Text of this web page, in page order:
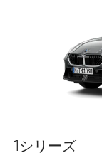
1シリーズ
クーペ
セダン
クーペ
セダン
7シリーズ
X1
Z4
M2 クーペ
BMW iX